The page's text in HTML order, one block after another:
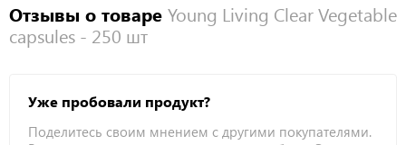
Отзывы о товаре Young Living Clear Vegetable
capsules - 250 шт
Уже пробовали продукт?
Поделитесь своим мнением с другими покупателями.